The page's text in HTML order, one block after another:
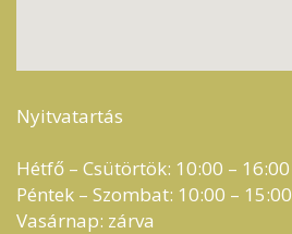
Nyitvatartás
Hétfő – Csütörtök: 10:00 – 16:00
Péntek – Szombat: 10:00 – 15:00
Vasárnap: zárva